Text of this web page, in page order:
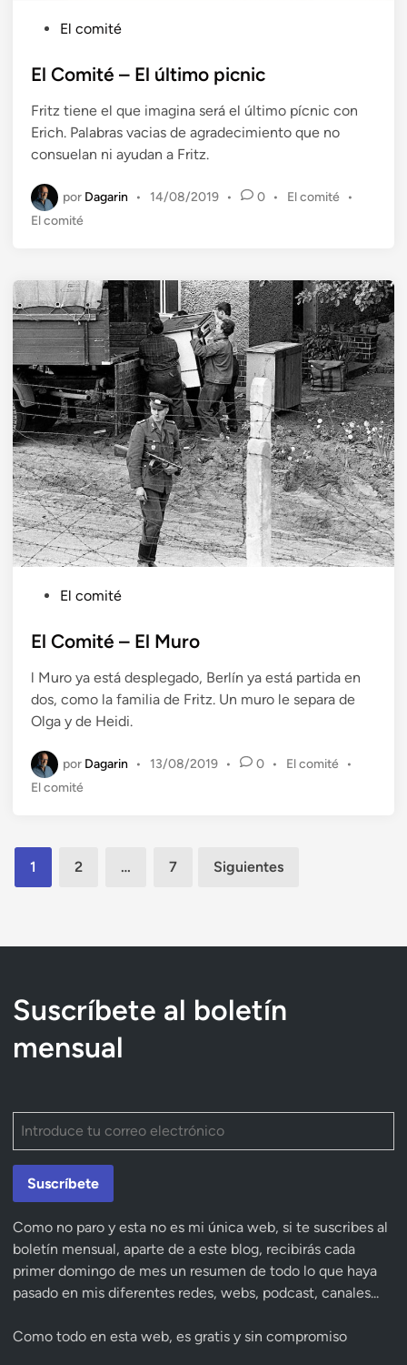
b
i
c
a
o
e
El comité
El Comité – El último picnic
Fritz tiene el que imagina será el último pícnic con
Erich. Palabras vacias de agradecimiento que no
consuelan ni ayudan a Fritz.
por Dagarin • 14/08/2019 • 0 •
P
c
a
d
o
El comité
•
El comité
b
i
c
a
o
e
El comité
El Comité – El Muro
l Muro ya está desplegado, Berlín ya está partida en
dos, como la familia de Fritz. Un muro le separa de
Olga y de Heidi.
por Dagarin • 13/08/2019 • 0 •
P
El comité
•
El comité
Paginación
de
1 2 … 7 Siguientes
Suscríbete al boletín
mensual
Suscríbete
Como no paro y esta no es mi única web, si te suscribes al
boletín mensual, aparte de a este blog, recibirás cada
primer domingo de mes un resumen de todo lo que haya
pasado en mis diferentes redes, webs, podcast, canales...
Como todo en esta web, es gratis y sin compromiso